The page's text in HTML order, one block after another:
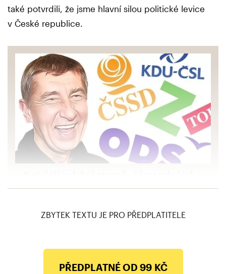
také potvrdili, že jsme hlavní silou politické levice
v České republice.
úspěch protestních stran, říká sociolog
ZBYTEK TEXTU JE PRO PŘEDPLATITELE
PŘEDPLATNÉ OD 99 KČ